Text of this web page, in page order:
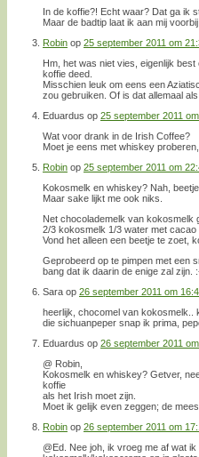
In de koffie?! Echt waar? Dat ga ik
Maar de badtip laat ik aan mij voorbij
Robin op 25 september 2011 om
Hm, het was niet vies, eigenlijk
koffie deed.
Misschien leuk om eens een
zou gebruiken. Of is dat allemaal
Eduardus op 25 september 2011
Wat voor drank in de Irish Coffee?
Moet je eens met whiskey
Robin op 25 september 2011 om
Kokosmelk en whiskey? Nah, beetje
Maar sake lijkt me ook niks.
Net chocolademelk van kokosmelk
2/3 kokosmelk 1/3 water met cacao
Vond het alleen een beetje te zoet,
Geprobeerd op te pimpen met een
bang dat ik daarin de enige zal zijn.
Sara op 26 september 2011 om
heerlijk, chocomel van kokosmelk..
die sichuanpeper snap ik prima,
Eduardus op 26 september 2011
@ Robin,
Kokosmelk en whiskey? Getver,
koffie
als het Irish moet zijn.
Moet ik gelijk even zeggen; de
Robin op 26 september 2011 om
@Ed. Nee joh, ik vroeg me af wat ik